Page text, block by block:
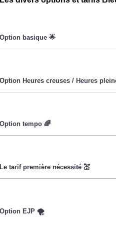
chaque mois sont moins chers,